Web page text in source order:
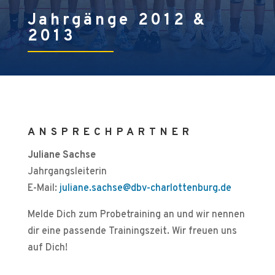
Jahrgänge 2012 &
2013
ANSPRECHPARTNER
Juliane Sachse
Jahrgangsleiterin
E-Mail: juliane.sachse@dbv-charlottenburg.de
Melde Dich zum Probetraining an und wir nennen
dir eine passende Trainingszeit. Wir freuen uns
auf Dich!